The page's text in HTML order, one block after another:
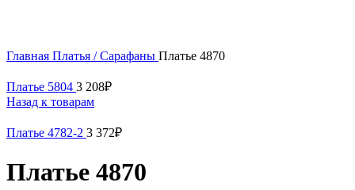
Главная Платья / Сарафаны Платье 4870
Платье 5804 3 208₽
Назад к товарам
Платье 4782-2 3 372₽
Платье 4870